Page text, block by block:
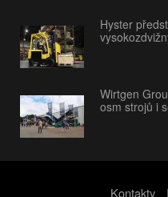
Hyster
Wirtgen
osm strojů i
Kontakty